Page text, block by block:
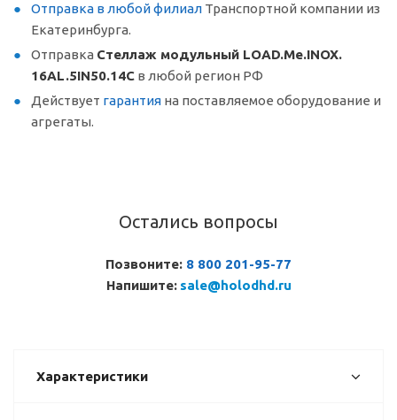
Отправка в любой филиал Транспортной компании из
Екатеринбурга.
Отправка Стеллаж модульный LOAD.Me.INOX.
16AL.5IN50.14C в любой регион РФ
Действует гарантия на поставляемое оборудование и
агрегаты.
Остались вопросы
Позвоните: 8 800 201-95-77
Напишите: sale@holodhd.ru
Характеристики